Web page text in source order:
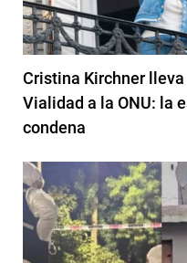
Cristina Kirchner
Vialidad a la ONU: la
condena